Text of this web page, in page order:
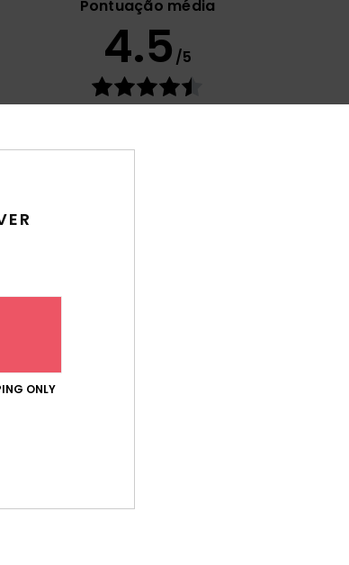
Pontuação média
4.5 /5
preço
preço
as costas durante banhos de mar prolongados, cor
ONLY